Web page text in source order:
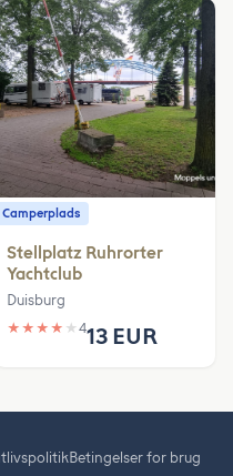
Camperplads
Stellplatz Ruhrorter
Yachtclub
Duisburg
★ ★ ★ ★ ★ 413 EUR
Betingelser for brug